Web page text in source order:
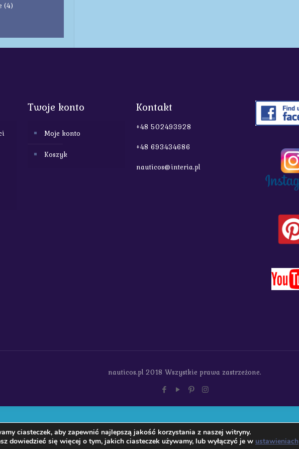
(4)
Twoje konto
Moje konto
Koszyk
Kontakt
+48 502493928
+48 693434686
nauticos@interia.pl
nauticos.pl 2018 Wszystkie prawa zastrzeżone.
ciasteczek, aby zapewnić najlepszą jakość korzystania z naszej witryny.
dowiedzieć się więcej o tym, jakich ciasteczek używamy, lub wyłączyć je w ustawieniach